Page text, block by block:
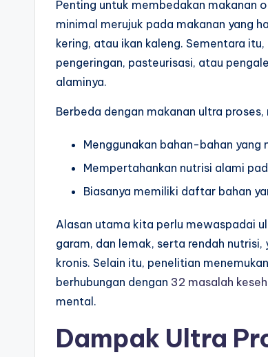
Penting untuk membedakan makanan
minimal merujuk pada makanan yang
kering, atau ikan kaleng. Sementara
pengeringan, pasteurisasi, atau
alaminya.
Berbeda dengan makanan ultra
Menggunakan bahan-bahan yang
Mempertahankan nutrisi alami
Biasanya memiliki daftar bahan
Alasan utama kita perlu mewaspadai
garam, dan lemak, serta rendah
kronis. Selain itu, penelitian
berhubungan dengan 32 masalah
mental.
Dampak Ultra